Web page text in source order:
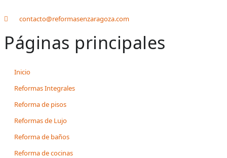
Páginas principales
Inicio
Reformas Integrales
Reforma de pisos
Reformas de Lujo
Reforma de baños
Reforma de cocinas
contacto@reformasenzaragoza.com